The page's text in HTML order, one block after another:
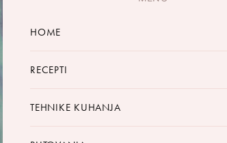
HOME
RECEPTI
TEHNIKE KUHANJA